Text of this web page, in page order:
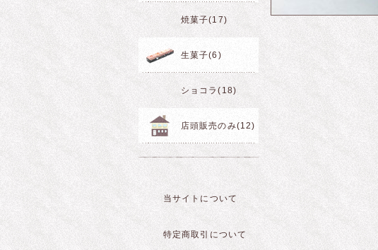
焼菓子(17)
生菓子(6)
ショコラ(18)
店頭販売のみ(12)
当サイトについて
特定商取引について